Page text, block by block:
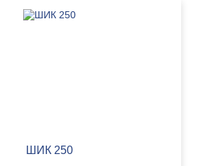
ШИК 250